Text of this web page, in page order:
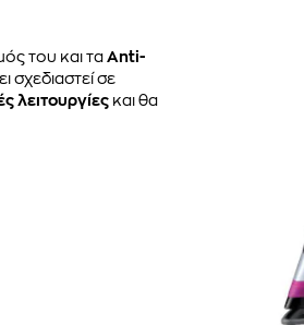
του και τα Anti-
σχεδιαστεί σε
λειτουργίες και θα